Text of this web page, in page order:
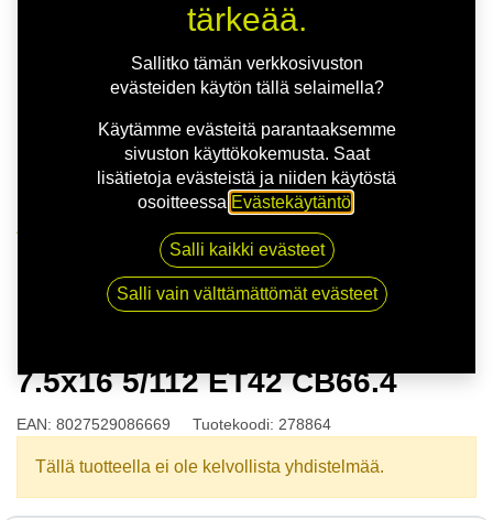
O.Z.RACING MSW MSW85 7.5x16 5/112 ET42 CB66.4
7.5x16 5/112 ET42 CB66.4
EAN: 8027529086669 Tuotekoodi: 278864
Tällä tuotteella ei ole kelvollista yhdistelmää.
tärkeää.
Sallitko tämän verkkosivuston
evästeiden käytön tällä selaimella?
Käytämme evästeitä parantaaksemme
sivuston käyttökokemusta. Saat
lisätietoja evästeistä ja niiden käytöstä
osoitteessa Evästekäytäntö
Salli kaikki evästeet
Salli vain välttämättömät evästeet